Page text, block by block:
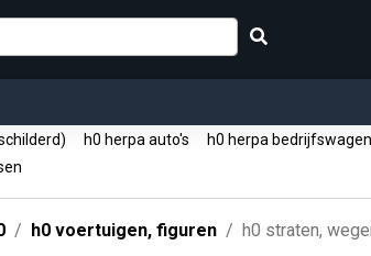
h0 herpa auto's h0 herpa
h0 voertuigen, figuren h0 straten,